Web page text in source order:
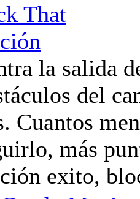
That
la salida
del
Cuantos
más
exito,